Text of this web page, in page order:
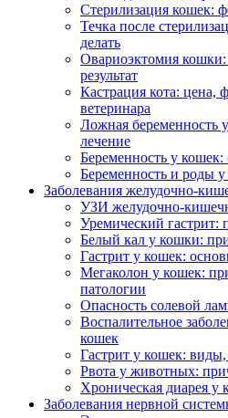
Стерилизация кошек:
Течка после
делать
Овариоэктомия
результат
Кастрация кота: цена,
ветеринара
Ложная беременность
лечение
Беременность у
Беременность и роды
Заболевания желудочно-
УЗИ желудочно-
Уремический гастрит:
Белый кал у кошки:
Гастрит у кошек:
Мегаколон у кошек:
патологии
Опасность солевой
Воспалительное
кошек
Гастрит у кошек:
Рвота у животных:
Хроническая диарея
Заболевания нервной